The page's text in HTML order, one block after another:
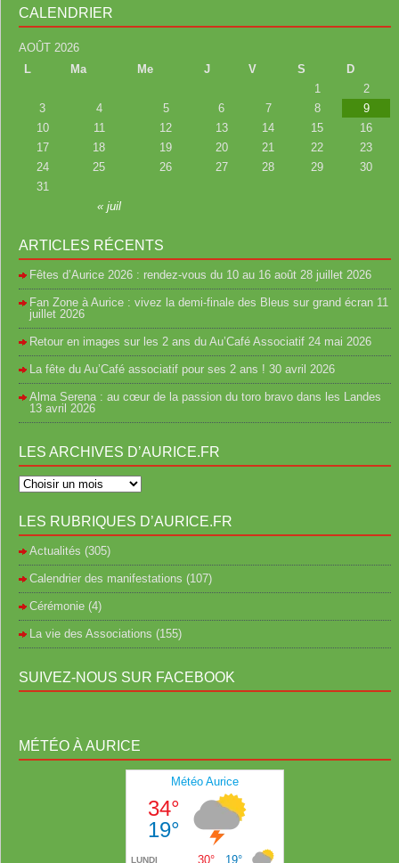
CALENDRIER
AOÛT 2026
L
Ma Me J V S D
« juil
1
2
3
4 5 6 7 8
9
10
11 12 13 14 15
16
17
18 19 20 21 22
23
24
25 26 27 28 29
30
31
ARTICLES RÉCENTS
Fêtes d’Aurice 2026 : rendez-vous du 10 au 16 août 28 juillet 2026
Fan Zone à Aurice : vivez la demi-finale des Bleus sur grand écran 11
juillet 2026
Retour en images sur les 2 ans du Au’Café Associatif 24 mai 2026
La fête du Au’Café associatif pour ses 2 ans ! 30 avril 2026
Alma Serena : au cœur de la passion du toro bravo dans les Landes
13 avril 2026
LES ARCHIVES D’AURICE.FR
LES RUBRIQUES D’AURICE.FR
Actualités (305)
Calendrier des manifestations (107)
Cérémonie (4)
La vie des Associations (155)
SUIVEZ-NOUS SUR FACEBOOK
MÉTÉO À AURICE